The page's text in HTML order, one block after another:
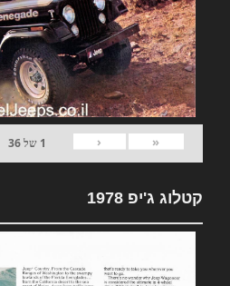
«
‹
1 של36
קטלוג ג'יפ 1978